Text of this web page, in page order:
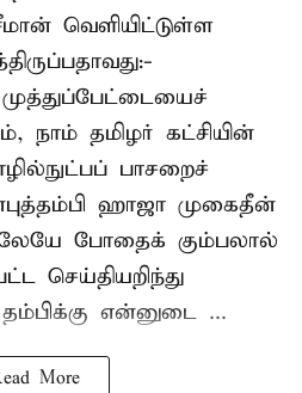
வெளியிட்டுள்ள
முத்துப்பேட்டையைச்
நாம் தமிழர் கட்சியின்
பாசறைச்
ஹாஜா முகைதீன்
போதைக் கும்பலால்
செய்தியறிந்து
என்னுடை ...
More